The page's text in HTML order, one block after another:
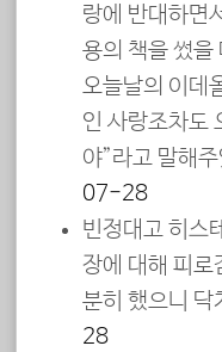
랑에 반대하면
용의 책을 썼을
오늘날의 이데
인 사랑조차도
야”라고 말해
07-28
빈정대고 히스
장에 대해 피
분히 했으니 닥
28